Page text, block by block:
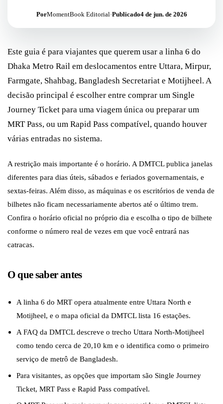
PorMomentBook Editorial·Publicado4 de jun. de 2026
Este guia é para viajantes que querem usar a linha 6 do
Dhaka Metro Rail em deslocamentos entre Uttara, Mirpur,
Farmgate, Shahbag, Bangladesh Secretariat e Motijheel. A
decisão principal é escolher entre comprar um Single
Journey Ticket para uma viagem única ou preparar um
MRT Pass, ou um Rapid Pass compatível, quando houver
várias entradas no sistema.
A restrição mais importante é o horário. A DMTCL publica janelas
diferentes para dias úteis, sábados e feriados governamentais, e
sextas-feiras. Além disso, as máquinas e os escritórios de venda de
bilhetes não ficam necessariamente abertos até o último trem.
Confira o horário oficial no próprio dia e escolha o tipo de bilhete
conforme o número real de vezes em que você entrará nas
catracas.
O que saber antes
A linha 6 do MRT opera atualmente entre Uttara North e
Motijheel, e o mapa oficial da DMTCL lista 16 estações.
A FAQ da DMTCL descreve o trecho Uttara North-Motijheel
como tendo cerca de 20,10 km e o identifica como o primeiro
serviço de metrô de Bangladesh.
Para visitantes, as opções que importam são Single Journey
Ticket, MRT Pass e Rapid Pass compatível.